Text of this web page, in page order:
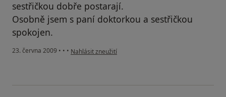
sestřičkou dobře postarají.
Osobně jsem s paní doktorkou a sestřičkou
spokojen.
23. června 2009 • • • podle názoru uživatele Váš účet byl odstraněn
Nahlásit zneužití